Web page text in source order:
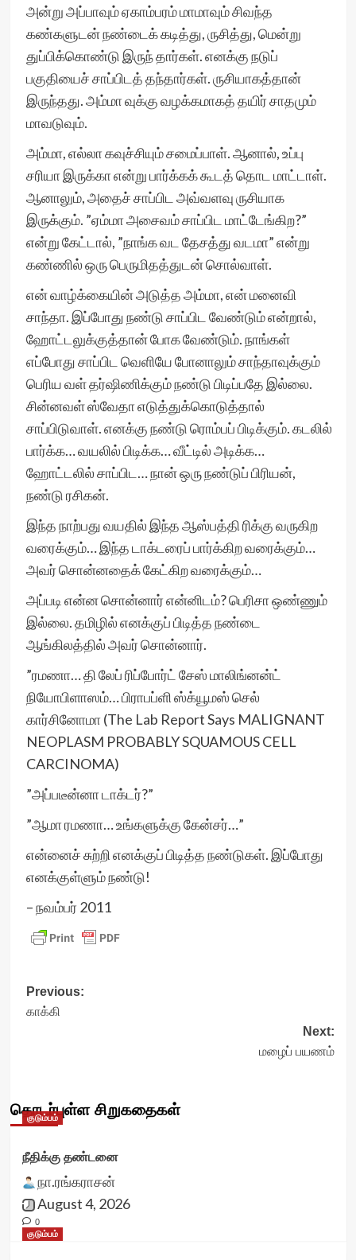
அன்று அப்பாவும் ஏகாம்பரம் மாமாவும் சிவந்த
கண்களுடன் நண்டைக் கடித்து, ருசித்து, மென்று
துப்பிக்கொண்டு இருந் தார்கள். எனக்கு நடுப்
பகுதியைச் சாப்பிடத் தந்தார்கள். ருசியாகத்தான்
இருந்தது. அம்மா வுக்கு வழக்கமாகத் தயிர் சாதமும்
மாவடுவும்.
அம்மா, எல்லா கவுச்சியும் சமைப்பாள். ஆனால், உப்பு
சரியா இருக்கா என்று பார்க்கக் கூடத் தொட மாட்டாள்.
ஆனாலும், அதைச் சாப்பிட அவ்வளவு ருசியாக
இருக்கும். ”ஏம்மா அசைவம் சாப்பிட மாட்டேங்கிற?”
என்று கேட்டால், ”நாங்க வட தேசத்து வடமா” என்று
கண்ணில் ஒரு பெருமிதத்துடன் சொல்வாள்.
என் வாழ்க்கையின் அடுத்த அம்மா, என் மனைவி
சாந்தா. இப்போது நண்டு சாப்பிட வேண்டும் என்றால்,
ஹோட்டலுக்குத்தான் போக வேண்டும். நாங்கள்
எப்போது சாப்பிட வெளியே போனாலும் சாந்தாவுக்கும்
பெரிய வள் தர்ஷிணிக்கும் நண்டு பிடிப்பதே இல்லை.
சின்னவள் ஸ்வேதா எடுத்துக்கொடுத்தால்
சாப்பிடுவாள். எனக்கு நண்டு ரொம்பப் பிடிக்கும். கடலில்
பார்க்க… வயலில் பிடிக்க… வீட்டில் அடிக்க…
ஹோட்டலில் சாப்பிட… நான் ஒரு நண்டுப் பிரியன்,
நண்டு ரசிகன்.
இந்த நாற்பது வயதில் இந்த ஆஸ்பத்தி ரிக்கு வருகிற
வரைக்கும்… இந்த டாக்டரைப் பார்க்கிற வரைக்கும்…
அவர் சொன்னதைக் கேட்கிற வரைக்கும்…
அப்படி என்ன சொன்னார் என்னிடம்? பெரிசா ஒண்ணும்
இல்லை. தமிழில் எனக்குப் பிடித்த நண்டை
ஆங்கிலத்தில் அவர் சொன்னார்.
”ரமணா… தி லேப் ரிப்போர்ட் சேஸ் மாலிங்னன்ட்
நியோபிளாஸம்… பிராபப்ளி ஸ்க்யூமஸ் செல்
கார்சினோமா (The Lab Report Says MALIGNANT
NEOPLASM PROBABLY SQUAMOUS CELL
CARCINOMA)
”அப்படீன்னா டாக்டர்?”
”ஆமா ரமணா… உங்களுக்கு கேன்சர்…”
என்னைச் சுற்றி எனக்குப் பிடித்த நண்டுகள். இப்போது
எனக்குள்ளும் நண்டு!
– நவம்பர் 2011
Post
navigation
Previous:
காக்கி
Next:
மழைப் பயணம்
தொடர்புள்ள சிறுகதைகள்
குடும்பம்
நீதிக்கு தண்டனை
நா.ரங்கராசன்
August 4, 2026
0
குடும்பம்